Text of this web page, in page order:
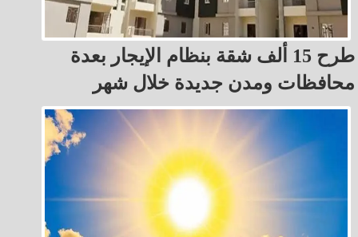
طرح 15 ألف شقة بنظام الإيجار بعدة
محافظات ومدن جديدة خلال شهر